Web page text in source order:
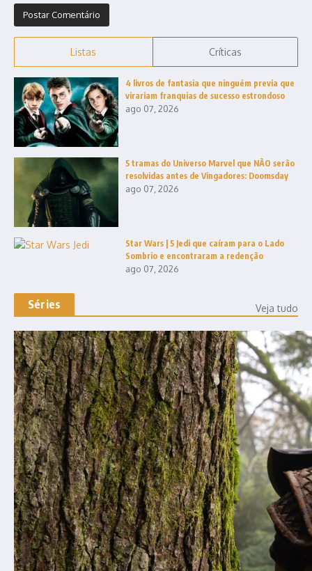
Listas Críticas
4 livros de fantasia que ninguém previa que
virariam franquias de sucesso estrondoso
ago 07, 2026
5 tramas do Universo Marvel que NÃO serão
resolvidas antes de Vingadores: Doomsday
ago 07, 2026
Star Wars | 5 Jedi que caíram para o Lado
Sombrio e encontraram a redenção
ago 07, 2026
Séries Veja tudo